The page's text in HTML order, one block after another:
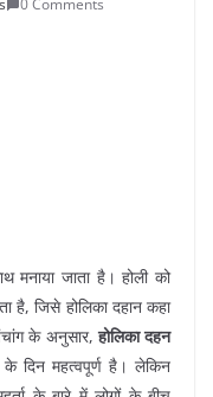
0 Comments
मनाया जाता है। होली को
है, जिसे होलिका दहान कहा
के अनुसार,होलिका दहन
के दिन महत्वपूर्ण है। लेकिन